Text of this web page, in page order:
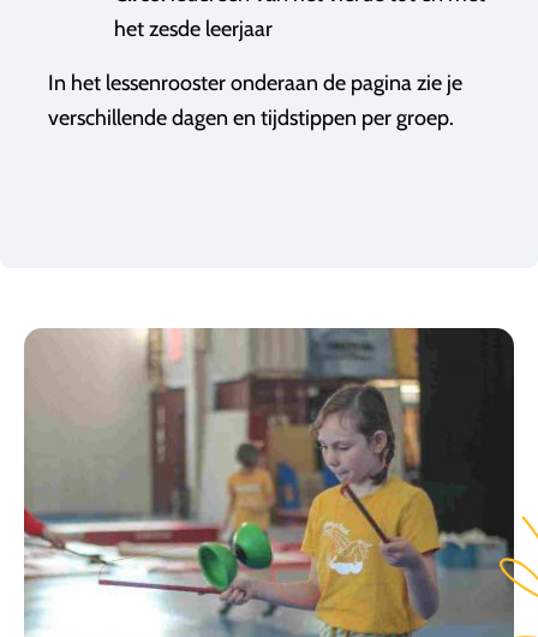
het zesde leerjaar
In het lessenrooster onderaan de pagina zie je
verschillende dagen en tijdstippen per groep.